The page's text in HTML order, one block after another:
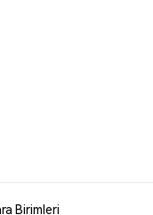
Birimleri